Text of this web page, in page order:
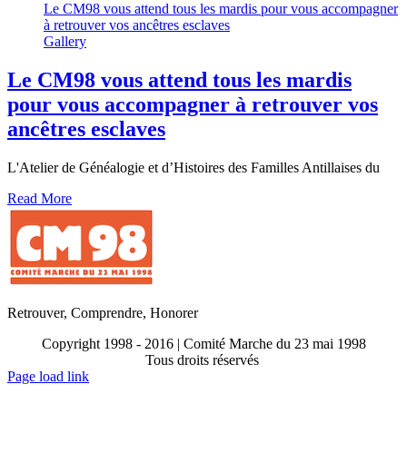
Le CM98 vous attend tous les mardis pour vous accompagner
à retrouver vos ancêtres esclaves
Gallery
Le CM98 vous attend tous les mardis
pour vous accompagner à retrouver vos
ancêtres esclaves
L'Atelier de Généalogie et d’Histoires des Familles Antillaises du
Read More
Retrouver, Comprendre, Honorer
Copyright 1998 - 2016 | Comité Marche du 23 mai 1998
Tous droits réservés
Toggle
Page load link